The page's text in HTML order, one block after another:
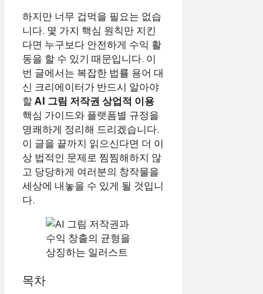
하지만 너무 겁먹을 필요는 없습
니다. 몇 가지 핵심 원칙만 지킨
다면 누구보다 안전하게 수익 활
동을 할 수 있기 때문입니다. 이
번 글에서는 복잡한 법률 용어 대
신 크리에이터가 반드시 알아야
할AI 그림 저작권 상업적 이용
핵심 가이드와 플랫폼별 규정을
명쾌하게 정리해 드리겠습니다.
이 글을 끝까지 읽으신다면 더 이
상 법적인 문제로 찜찜해하지 않
고 당당하게 여러분의 창작물을
세상에 내놓을 수 있게 될 것입니
다.
목차